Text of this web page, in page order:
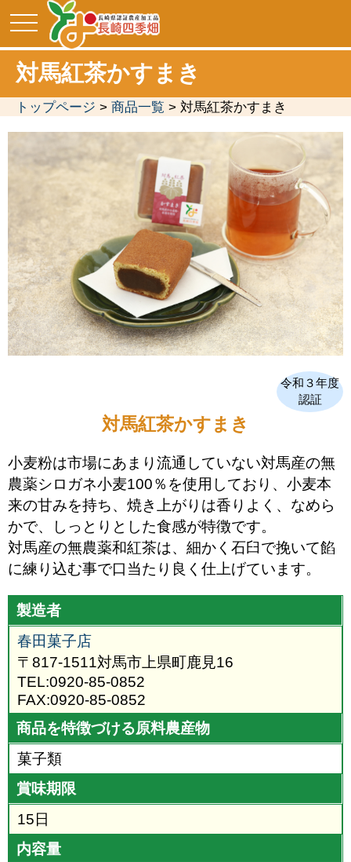
toggle
navigation
対馬紅茶かすまき
トップページ > 商品一覧 > 対馬紅茶かすまき
令和３年度
認証
対馬紅茶かすまき
小麦粉は市場にあまり流通していない対馬産の無
農薬シロガネ小麦100％を使用しており、小麦本
来の甘みを持ち、焼き上がりは香りよく、なめら
かで、しっとりとした食感が特徴です。
対馬産の無農薬和紅茶は、細かく石臼で挽いて餡
に練り込む事で口当たり良く仕上げています。
製造者
春田菓子店
〒817-1511対馬市上県町鹿見16
TEL:0920-85-0852
FAX:0920-85-0852
商品を特徴づける原料農産物
菓子類
賞味期限
15日
内容量